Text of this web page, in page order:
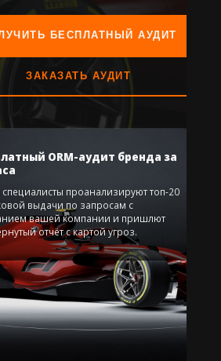
БЕСПЛАТНЫЙ АУДИТ
ЗАКАЗАТЬ АУДИТ
ORM-аудит бренда за
проанализируют топ-20
выдачи по запросам с
вашей компании и пришлют
отчёт с картой угроз.